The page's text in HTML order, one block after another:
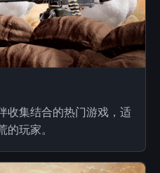
收集结合的热门游戏，适
玩家。